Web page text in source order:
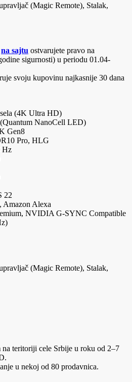
(Magic Remote), Stalak,
na sajtu ostvarujete pravo na
sigurnosti) u periodu 01.04-
svoju kupovinu najkasnije 30 dana
(4K Ultra HD)
NanoCell LED)
Gen8
Pro, HLG
Hz
22
Amazon Alexa
NVIDIA G-SYNC Compatible
(Magic Remote), Stalak,
teritoriji cele Srbije u roku od 2–7
u nekoj od 80 prodavnica.